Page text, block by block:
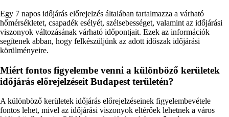
Egy 7 napos időjárás előrejelzés általában tartalmazza a várható
hőmérsékletet, csapadék esélyét, szélsebességet, valamint az időjárási
viszonyok változásának várható időpontjait. Ezek az információk
segítenek abban, hogy felkészüljünk az adott időszak időjárási
körülményeire.
Miért fontos figyelembe venni a különböző kerületek
időjárás előrejelzéseit Budapest területén?
A különböző kerületek időjárás előrejelzéseinek figyelembevétele
fontos lehet, mivel az időjárási viszonyok eltérőek lehetnek a város